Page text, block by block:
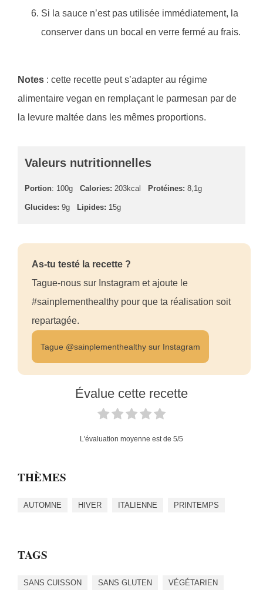
Si la sauce n’est pas utilisée immédiatement, la
conserver dans un bocal en verre fermé au frais.
Notes : cette recette peut s’adapter au régime
alimentaire vegan en remplaçant le parmesan par de
la levure maltée dans les mêmes proportions.
Valeurs nutritionnelles
Portion: 100g Calories: 203kcal Protéines: 8,1g
Glucides: 9g Lipides: 15g
As-tu testé la recette ?
Tague-nous sur Instagram et ajoute le
#sainplementhealthy pour que ta réalisation soit
repartagée.
Tague @sainplementhealthy sur Instagram
Évalue cette recette
L'évaluation moyenne est de 5/5
THÈMES
AUTOMNE HIVER ITALIENNE PRINTEMPS
TAGS
SANS CUISSON SANS GLUTEN VÉGÉTARIEN